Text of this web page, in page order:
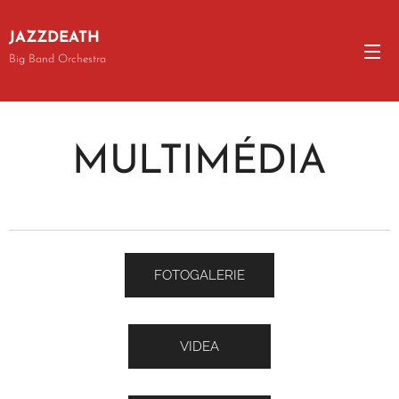
JAZZDEATH
Big Band Orchestra
MULTIMÉDIA
FOTOGALERIE
VIDEA